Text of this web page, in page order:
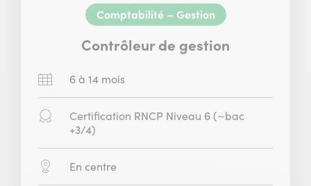
Comptabilité – Gestion
Contrôleur de gestion
Durée 6 à 14 mois
DiplômeCertification RNCP Niveau 6 (~bac
+3/4)
ModalitéEn centre